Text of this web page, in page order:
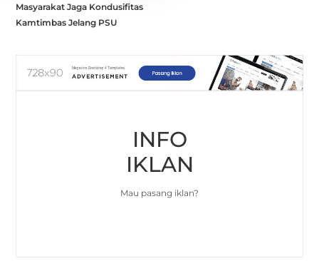
Masyarakat Jaga Kondusifitas
Kamtimbas Jelang PSU
INFO
IKLAN
Mau pasang iklan?